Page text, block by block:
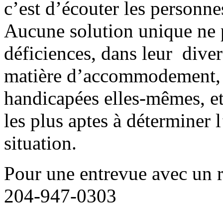
c’est d’écouter les
Aucune solution unique
déficiences, dans leur
matière
handicapées elles-mêmes,
les plus aptes à
situation.
Pour une entrevue avec un
204-947-0303